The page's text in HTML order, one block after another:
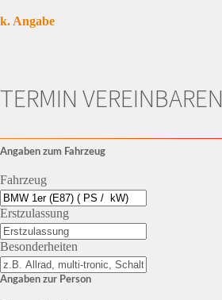
k. Angabe
TERMIN VEREINBAREN
Angaben zum Fahrzeug
Fahrzeug
Erstzulassung
Besonderheiten
Angaben zur Person